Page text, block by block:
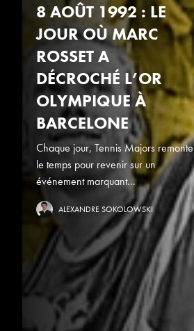
8 AOÛT 1992 : LE
JOUR OÙ MARC
ROSSET A
DÉCROCHÉ L’OR
OLYMPIQUE À
BARCELONE
Chaque jour, Tennis Majors remonte
le temps pour revenir sur un
événement marquant...
ALEXANDRE SOKOLOWSKI